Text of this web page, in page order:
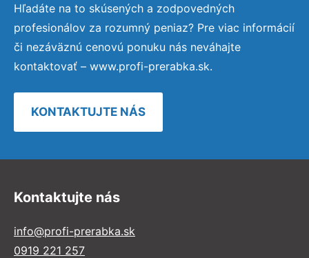
Hľadáte na to skúsených a zodpovedných
profesionálov za rozumný peniaz? Pre viac informácií
či nezáväznú cenovú ponuku nás neváhajte
kontaktovať – www.profi-prerabka.sk.
KONTAKTUJTE NÁS
Kontaktujte nás
info@profi-prerabka.sk
0919 221 257